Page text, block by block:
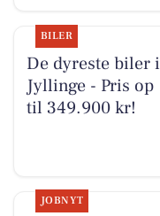
BILER
De dyreste biler i
Jyllinge - Pris op
til 349.900 kr!
JOBNYT